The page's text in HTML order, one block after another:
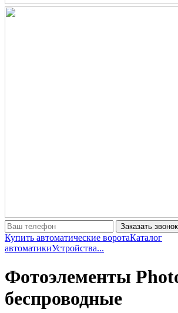
Заказать звонок
Купить автоматические воротаКаталог
автоматикиУстройства...
Фотоэлементы
беспроводные